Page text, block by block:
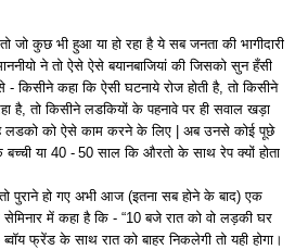
जो कुछ भी हुआ या हो रहा है ये सब जनता की भागीदारी
ने तो ऐसे ऐसे बयानबाजियां की जिसको सुन हँसी
-किसीने कहा कि ऐसी घटनाये रोज होती है,तो किसीने
है,तो किसीने लडकियों के पहनावे पर ही सवाल खड़ा
लडको को ऐसे काम करने के लिए
अब उनसे कोई पूछे
बच्ची या 40 - 50साल कि औरतो के साथ रेप क्यों होता
पुराने हो गए अभी आज (इतना सब होने के बाद)एक
में कहा है कि - “10बजे रात को वो लड़की घर
ब्वॉय फ्रेंड के साथ रात को बाहर निकलेगी तो यही होगा।